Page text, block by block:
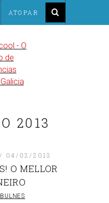
2013
04/02/2013
O MELLOR